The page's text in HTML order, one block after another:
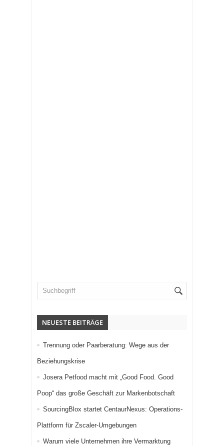
NEUESTE BEITRÄGE
Trennung oder Paarberatung: Wege aus der
Beziehungskrise
Josera Petfood macht mit „Good Food. Good
Poop“ das große Geschäft zur Markenbotschaft
SourcingBlox startet CentaurNexus: Operations-
Plattform für Zscaler-Umgebungen
Warum viele Unternehmen ihre Vermarktung